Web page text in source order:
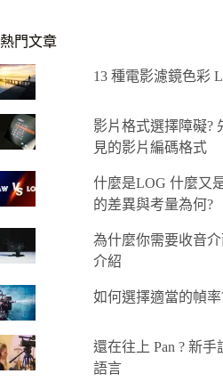
熱門文章
13 種電影濾鏡色彩
影片格式選擇障礙?
見的影片編碼格式
什麼是LOG 什麼又
的差異與考量為何?
為什麼你需要收音
介紹
如何選擇適當的幀率
還在往上 Pan ? 新
語言